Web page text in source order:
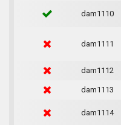
dam1110
dam1111
dam1112
dam1113
dam1114